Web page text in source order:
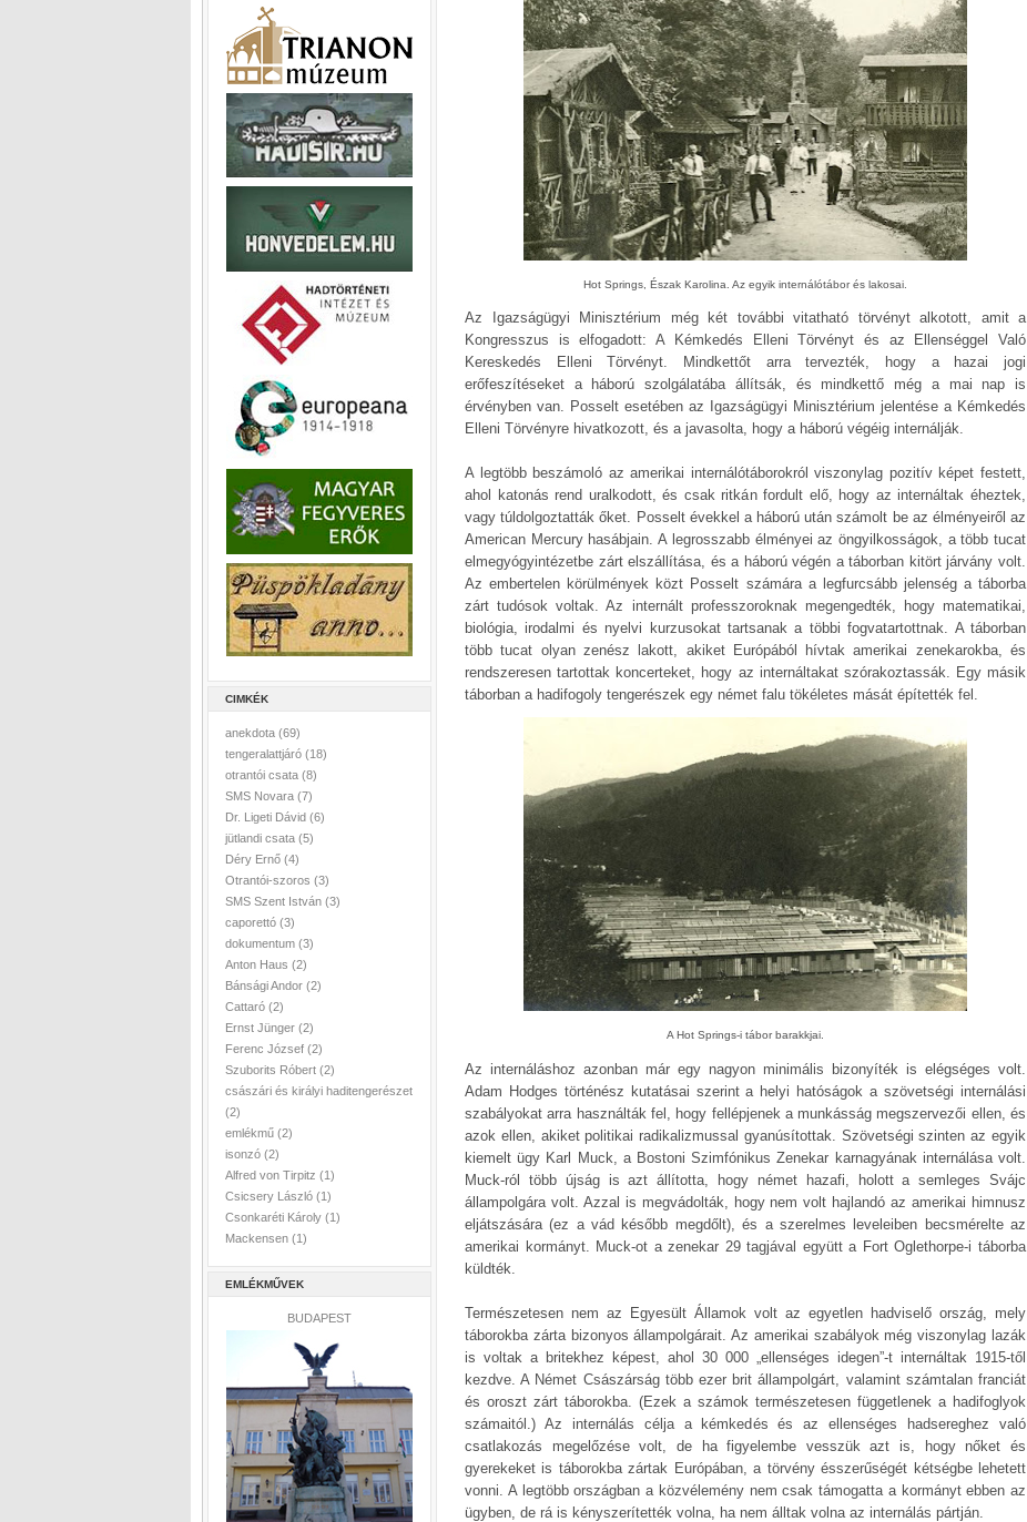
CIMKÉK
anekdota (69)
tengeralattjáró (18)
otrantói csata (8)
SMS Novara (7)
Dr. Ligeti Dávid (6)
jütlandi csata (5)
Déry Ernő (4)
Otrantói-szoros (3)
SMS Szent István (3)
caporettó (3)
dokumentum (3)
Anton Haus (2)
Bánsági Andor (2)
Cattaró (2)
Ernst Jünger (2)
Ferenc József (2)
Szuborits Róbert (2)
császári és királyi haditengerészet
(2)
emlékmű (2)
isonzó (2)
Alfred von Tirpitz (1)
Csicsery László (1)
Csonkaréti Károly (1)
Mackensen (1)
EMLÉKMŰVEK
BUDAPEST
Hot Springs, Észak Karolina. Az egyik internálótábor és lakosai.
Az Igazságügyi Minisztérium még két további vitatható törvényt alkotott, amit a
Kongresszus is elfogadott: A Kémkedés Elleni Törvényt és az Ellenséggel Való
Kereskedés Elleni Törvényt. Mindkettőt arra tervezték, hogy a hazai jogi
erőfeszítéseket a háború szolgálatába állítsák, és mindkettő még a mai nap is
érvényben van. Posselt esetében az Igazságügyi Minisztérium jelentése a Kémkedés
Elleni Törvényre hivatkozott, és a javasolta, hogy a háború végéig internálják.
A legtöbb beszámoló az amerikai internálótáborokról viszonylag pozitív képet festett,
ahol katonás rend uralkodott, és csak ritkán fordult elő, hogy az internáltak éheztek,
vagy túldolgoztatták őket. Posselt évekkel a háború után számolt be az élményeiről az
American Mercury hasábjain. A legrosszabb élményei az öngyilkosságok, a több tucat
elmegyógyintézetbe zárt elszállítása, és a háború végén a táborban kitört járvány volt.
Az embertelen körülmények közt Posselt számára a legfurcsább jelenség a táborba
zárt tudósok voltak. Az internált professzoroknak megengedték, hogy matematikai,
biológia, irodalmi és nyelvi kurzusokat tartsanak a többi fogvatartottnak. A táborban
több tucat olyan zenész lakott, akiket Európából hívtak amerikai zenekarokba, és
rendszeresen tartottak koncerteket, hogy az internáltakat szórakoztassák. Egy másik
táborban a hadifogoly tengerészek egy német falu tökéletes mását építették fel.
A Hot Springs-i tábor barakkjai.
Az internáláshoz azonban már egy nagyon minimális bizonyíték is elégséges volt.
Adam Hodges történész kutatásai szerint a helyi hatóságok a szövetségi internálási
szabályokat arra használták fel, hogy fellépjenek a munkásság megszervezői ellen, és
azok ellen, akiket politikai radikalizmussal gyanúsítottak. Szövetségi szinten az egyik
kiemelt ügy Karl Muck, a Bostoni Szimfónikus Zenekar karnagyának internálása volt.
Muck-ról több újság is azt állította, hogy német hazafi, holott a semleges Svájc
állampolgára volt. Azzal is megvádolták, hogy nem volt hajlandó az amerikai himnusz
eljátszására (ez a vád később megdőlt), és a szerelmes leveleiben becsmérelte az
amerikai kormányt. Muck-ot a zenekar 29 tagjával együtt a Fort Oglethorpe-i táborba
küldték.
Természetesen nem az Egyesült Államok volt az egyetlen hadviselő ország, mely
táborokba zárta bizonyos állampolgárait. Az amerikai szabályok még viszonylag lazák
is voltak a britekhez képest, ahol 30 000 „ellenséges idegen”-t internáltak 1915-től
kezdve. A Német Császárság több ezer brit állampolgárt, valamint számtalan franciát
és oroszt zárt táborokba. (Ezek a számok természetesen függetlenek a hadifoglyok
számaitól.) Az internálás célja a kémkedés és az ellenséges hadsereghez való
csatlakozás megelőzése volt, de ha figyelembe vesszük azt is, hogy nőket és
gyerekeket is táborokba zártak Európában, a törvény ésszerűségét kétségbe lehetett
vonni. A legtöbb országban a közvélemény nem csak támogatta a kormányt ebben az
ügyben, de rá is kényszerítették volna, ha nem álltak volna az internálás pártján.